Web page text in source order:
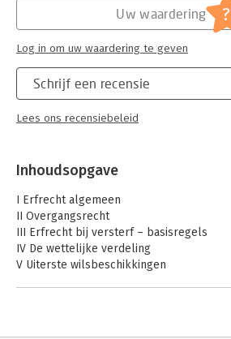
Schrijf een recensie
Lees ons recensiebeleid
Uw waardering ?
Log in om uw waardering te geven
Inhoudsopgave
I Erfrecht algemeen
II Overgangsrecht
III Erfrecht bij versterf – basisregels
IV De wettelijke verdeling
V Uiterste wilsbeschikkingen